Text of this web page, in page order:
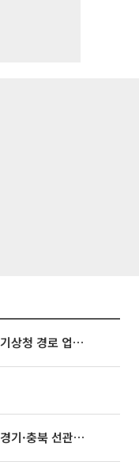
태풍 '돌핀' 오키나와 접근…일본기상청 경로 업데이트
위 등 추가 압수수색